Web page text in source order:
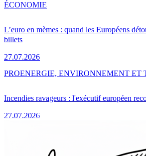
L’euro en mèmes : quand les Européens
billets
27.07.2026
ÉCONOMIE
Incendies ravageurs : l'exécutif européen
27.07.2026
PROENERGIE, ENVIRONNEMENT ET